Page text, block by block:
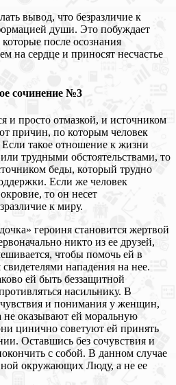
вывод, что безразличие к
души. Это побуждает
после осознания
на сердце и приносят несчастье
сочинение №3
и просто отмазкой, и источником
причин, по которым человек
такое отношение к жизни
трудными обстоятельствами, то
беды, который трудно
Если же человек
то он несет
к миру.
героиня становится жертвой
никто из ее друзей,
чтобы помочь ей в
свидетелями нападения на нее.
ей быть беззащитной
насильнику. В
и понимания у женщин,
оказывают ей моральную
цинично советуют ей принять
Оставшись без сочувствия и
с собой. В данном случае
окружающих Люду, а не ее